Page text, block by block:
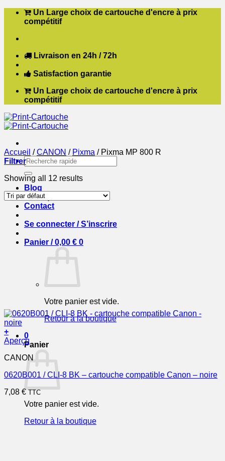
Passer Un Large choix de cartouche d'encre à prix
compétitif
Livraison en 24h / 72h
Satisfaction garantie
Un Large choix de cartouche d'encre à prix
compétitif
Recherche
pour :
Blog
Boutique
Contact
Se connecter / S’inscrire
Panier /0,00 € 0
Votre panier est vide.
Retour à la boutique
0
Panier
Votre panier est vide.
Retour à la boutique
Accueil / CANON / Pixma /Pixma MP 800 R
Filtrer
Showing all 12 results
+
Aperçu
CANON
0620B001 / CLI-8 BK – cartouche compatible Canon – noire
7,08 € TTC